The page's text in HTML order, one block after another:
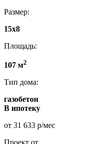
Размер:
15x8
Площадь:
107 м2
Тип дома:
газобетон
В ипотеку
от 31 633 р/мес